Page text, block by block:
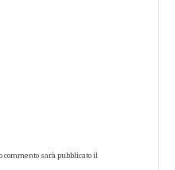
commento sarà pubblicato il